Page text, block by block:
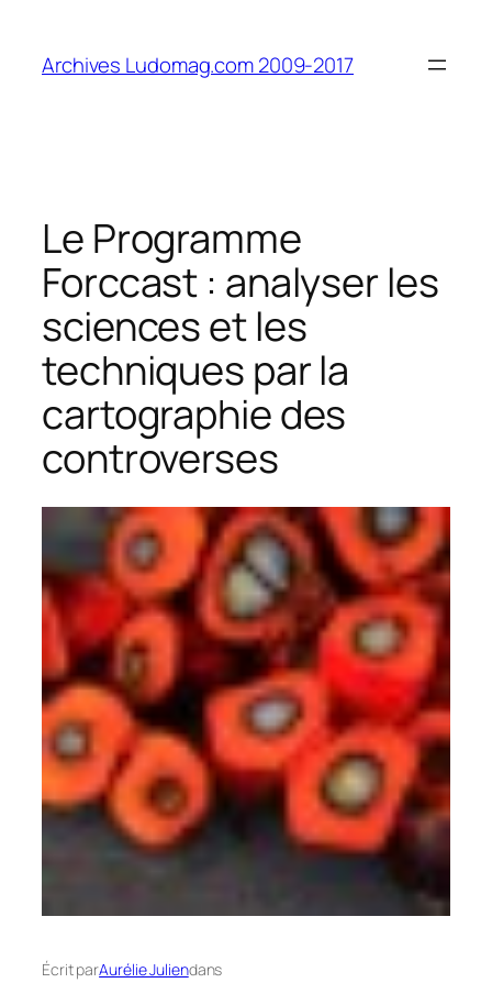
contenu
Archives Ludomag.com 2009-2017
Le Programme
Forccast : analyser les
sciences et les
techniques par la
cartographie des
controverses
Écrit parAurélie Juliendans